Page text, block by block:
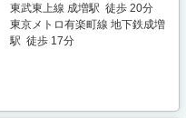
東武東上線 成増駅 徒歩 20分
東京メトロ有楽町線 地下鉄成増
駅 徒歩 17分